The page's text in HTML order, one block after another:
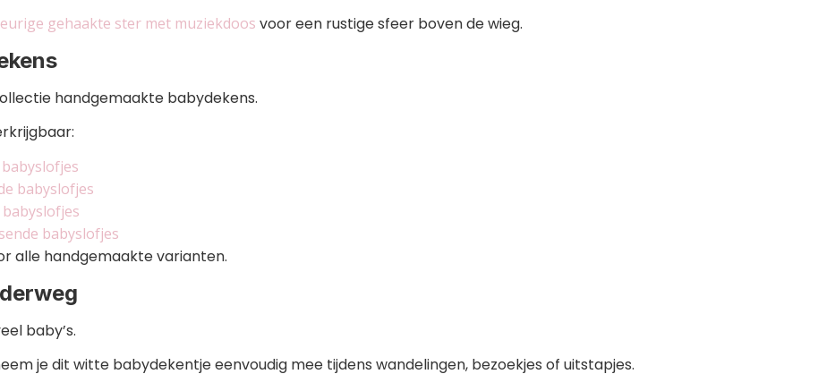
gehaakte ster met muziekdoos voor een rustige sfeer boven de wieg.
handgemaakte babydekens.
babyslofjes
babyslofjes
alle handgemaakte varianten.
baby’s.
je dit witte babydekentje eenvoudig mee tijdens wandelingen, bezoekjes of uitstapjes.